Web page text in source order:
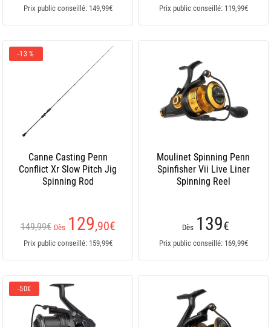
Prix public conseillé: 149,99€ Prix public conseillé: 119,99€
-13 %
Canne Casting Penn
Conflict Xr Slow Pitch Jig
Spinning Rod
149,99€ Dès 129,90€
Prix public conseillé: 159,99€
Moulinet Spinning Penn
Spinfisher Vii Live Liner
Spinning Reel
Dès 139€
Prix public conseillé: 169,99€
-50€